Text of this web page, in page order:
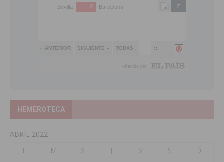
HEMEROTECA
ABRIL 2022
L
M X J V S
D